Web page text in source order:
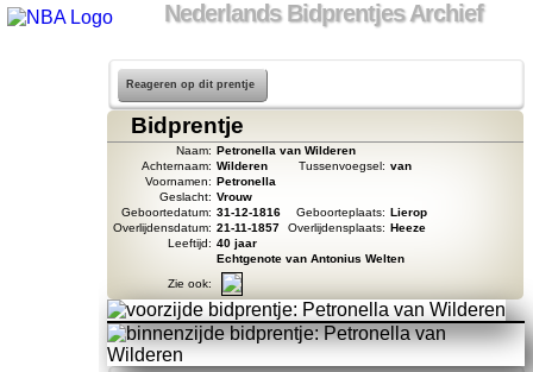
Nederlands Bidprentjes Archief
Reageren op dit prentje
Bidprentje
Naam: Petronella van Wilderen
Achternaam: Wilderen Tussenvoegsel: van
Voornamen: Petronella
Geslacht: Vrouw
Geboortedatum: 31-12-1816 Geboorteplaats: Lierop
Overlijdensdatum: 21-11-1857 Overlijdensplaats: Heeze
Leeftijd: 40 jaar
Echtgenote van Antonius Welten
Zie ook: